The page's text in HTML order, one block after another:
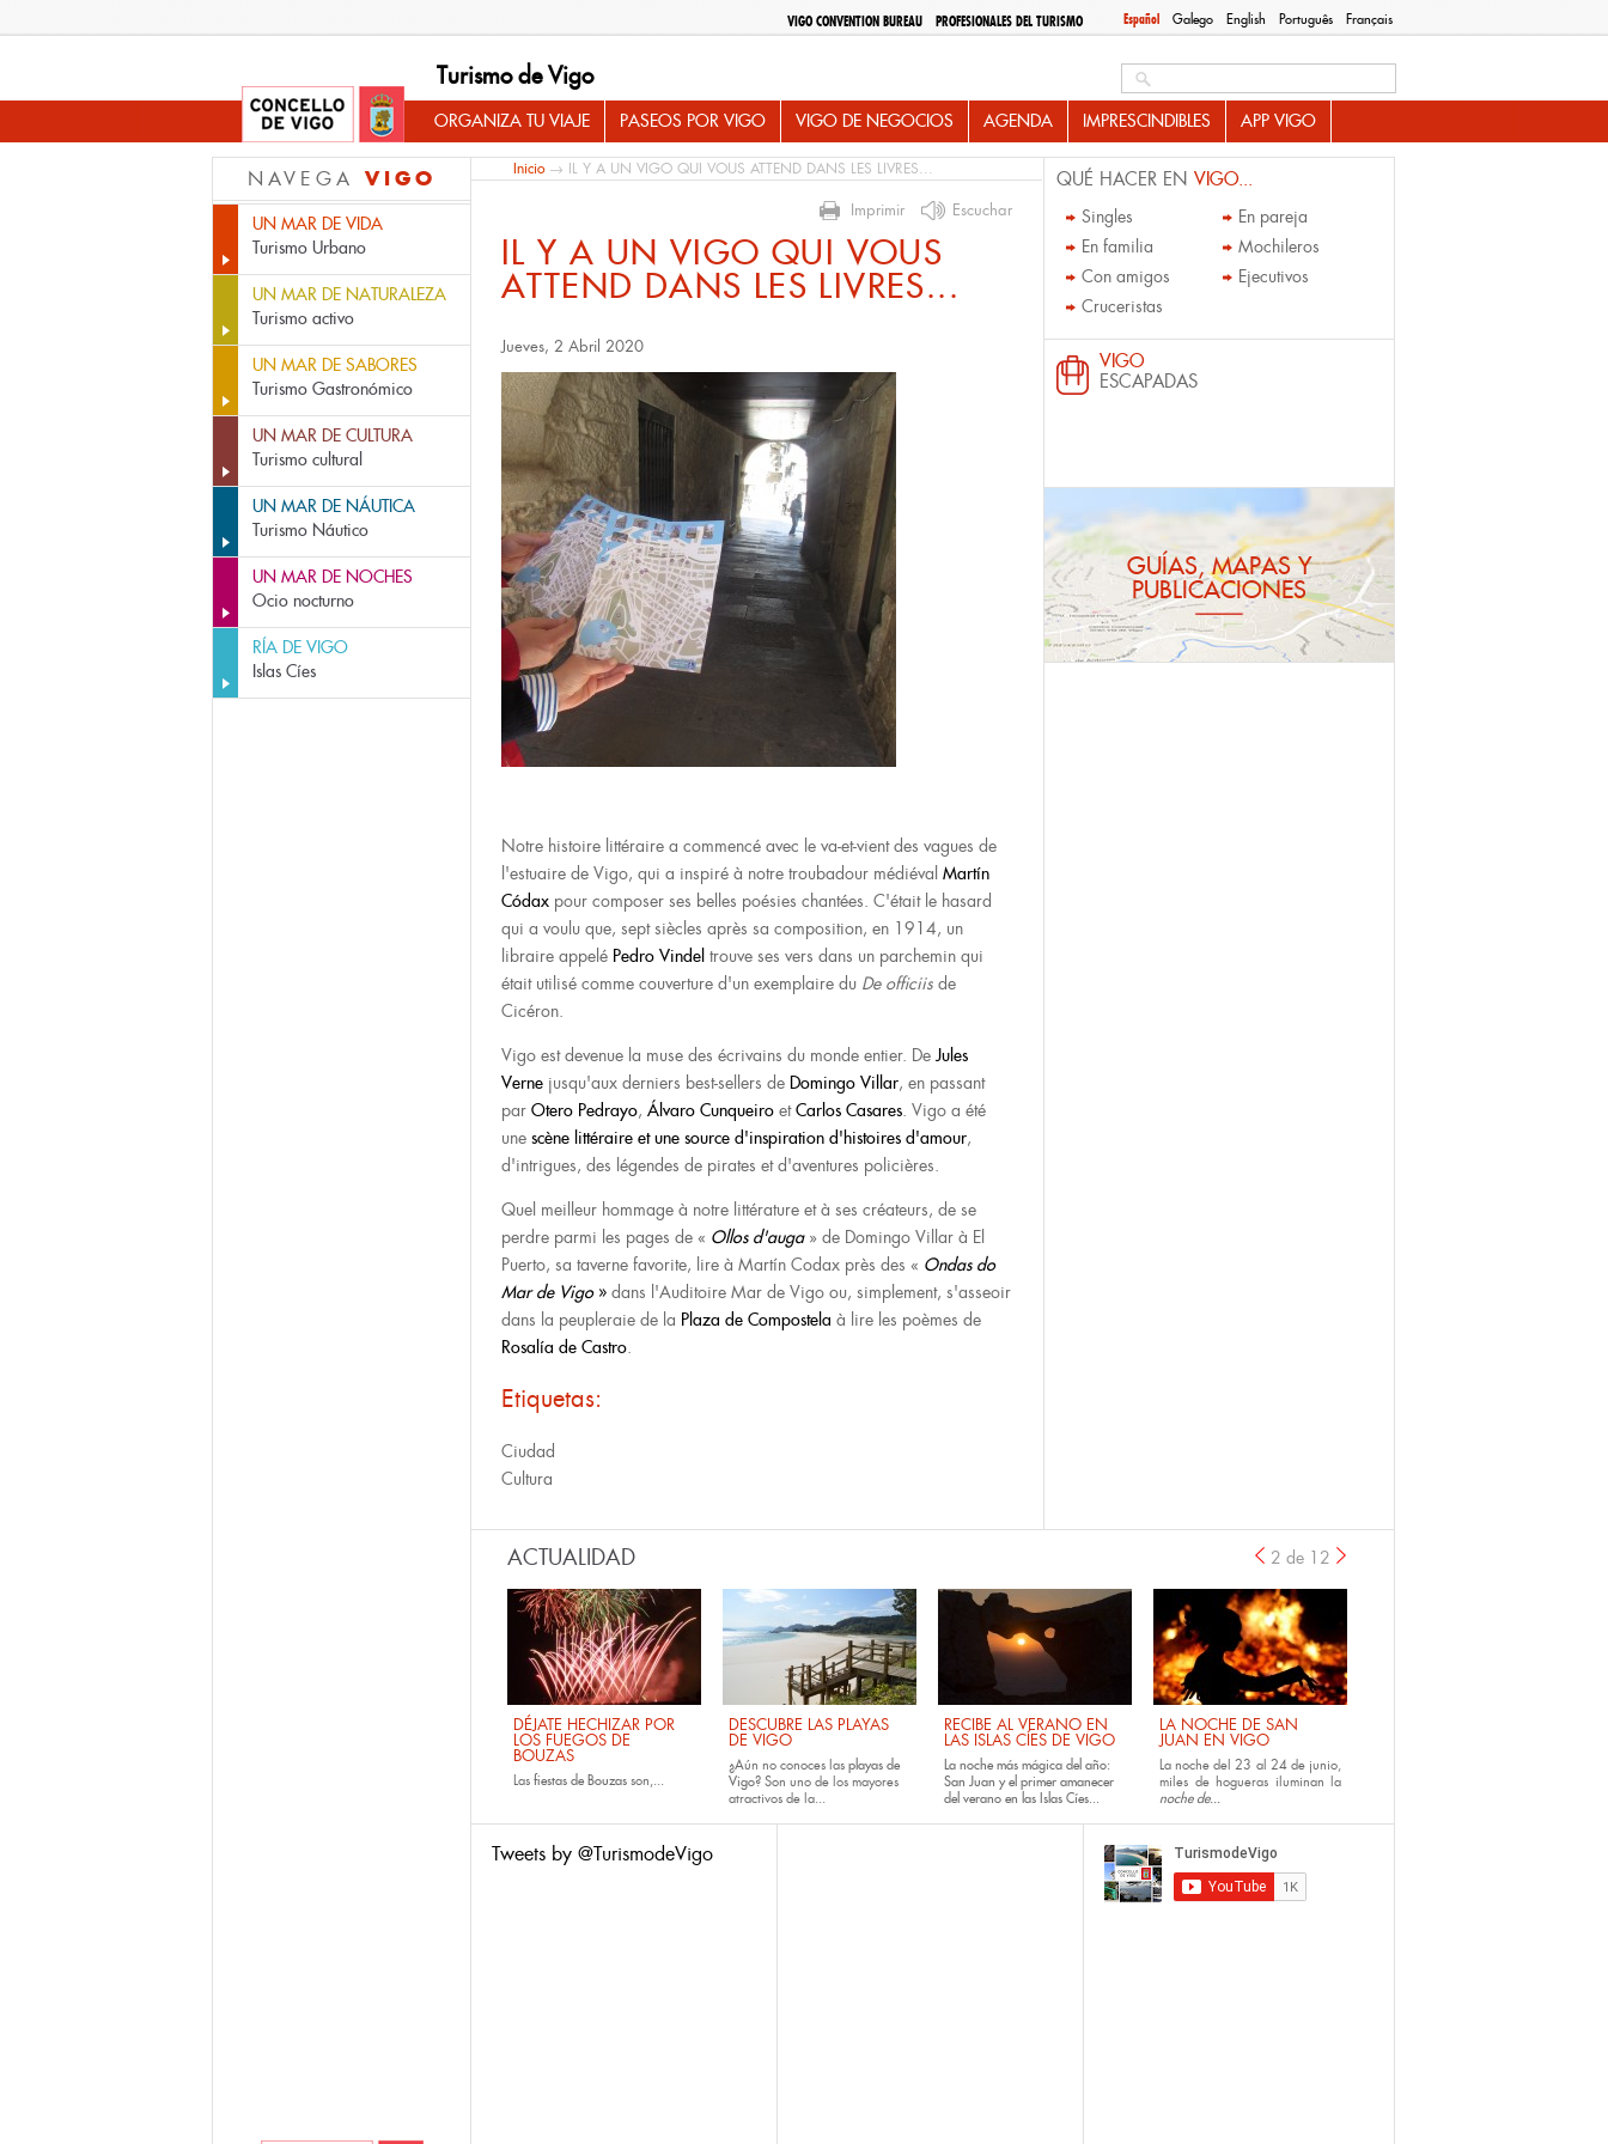
Español Galego English Português Français
VIGO CONVENTION BUREAU PROFESIONALES DEL TURISMO
Turismo de Vigo
ORGANIZA TU VIAJE PASEOS POR VIGO VIGO DE NEGOCIOS AGENDA IMPRESCINDIBLES APP VIGO
NAVEGA VIGO
UN MAR DE VIDA
Turismo Urbano
UN MAR DE NATURALEZA
Turismo activo
UN MAR DE SABORES
Turismo Gastronómico
UN MAR DE CULTURA
Turismo cultural
UN MAR DE NÁUTICA
Turismo Náutico
UN MAR DE NOCHES
Ocio nocturno
RÍA DE VIGO
Islas Cíes
Inicio→ IL Y A UN VIGO QUI VOUS ATTEND DANS LES LIVRES...
Imprimir Escuchar
IL Y A UN VIGO QUI VOUS
ATTEND DANS LES LIVRES...
Jueves, 2 Abril 2020
Notre histoire littéraire a commencé avec le va-et-vient des vagues de
l'estuaire de Vigo, qui a inspiré à notre troubadour médiéval Martín
Códax pour composer ses belles poésies chantées. C'était le hasard
qui a voulu que, sept siècles après sa composition, en 1914, un
libraire appelé Pedro Vindel trouve ses vers dans un parchemin qui
était utilisé comme couverture d'un exemplaire du De officiis de
Cicéron.
Vigo est devenue la muse des écrivains du monde entier. De Jules
Verne jusqu'aux derniers best-sellers de Domingo Villar, en passant
par Otero Pedrayo, Álvaro Cunqueiro etCarlos Casares. Vigo a été
une scène littéraire et une source d'inspiration d'histoires d'amour,
d'intrigues, des légendes de pirates et d'aventures policières.
Quel meilleur hommage à notre littérature et à ses créateurs, de se
perdre parmi les pages de « Ollos d'auga » de Domingo Villar à El
Puerto, sa taverne favorite, lire à Martín Codax près des « Ondas do
Mar de Vigo» dans l'Auditoire Mar de Vigo ou, simplement, s'asseoir
dans la peupleraie de la Plaza de Compostela à lire les poèmes de
Rosalía de Castro.
Etiquetas:
Ciudad
Cultura
QUÉ HACER EN VIGO...
Singles
En pareja
En familia
Mochileros
Con amigos
Ejecutivos
Cruceristas
VIGO
ESCAPADAS
GUÍAS, MAPAS Y
PUBLICACIONES
ACTUALIDAD
DÉJATE HECHIZAR POR
LOS FUEGOS DE
BOUZAS
Las fiestas de Bouzas son,...
DESCUBRE LAS PLAYAS
DE VIGO
¿Aún no conoces las playas de
Vigo? Son uno de los mayores
atractivos de la...
RECIBE AL VERANO EN
LAS ISLAS CÍES DE VIGO
La noche más mágica del año:
San Juan y el primer amanecer
del verano en las Islas Cíes...
LA NOCHE DE SAN
JUAN EN VIGO
La noche del 23 al 24 de junio,
miles de hogueras iluminan la
noche de...
2 de 12
Tweets by @TurismodeVigo